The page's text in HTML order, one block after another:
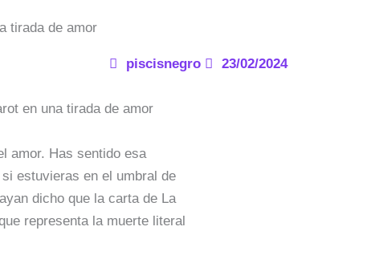
tirada de amor
piscisnegro 23/02/2024
amor. Has sentido esa
estuvieras en el umbral de
dicho que la carta de La
representa la muerte literal